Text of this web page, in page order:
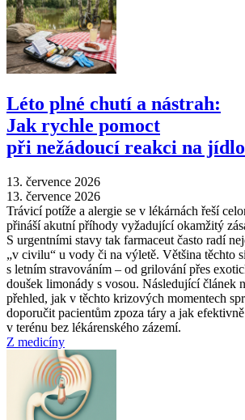
Léto plné chutí a nástrah:
Jak rychle pomoct
při nežádoucí reakci na
13. července 2026
13. července 2026
Trávicí potíže a alergie se v lékárnách řeší
přináší akutní příhody vyžadující okamžitý
S urgentními stavy tak farmaceut často radí
„v civilu“ u vody či na výletě. Většina těchto
s letním stravováním –⁠ od grilování přes
doušek limonády s vosou. Následující článek
přehled, jak v těchto krizových momentech
doporučit pacientům zpoza táry a jak
v terénu bez lékárenského zázemí.
Z medicíny